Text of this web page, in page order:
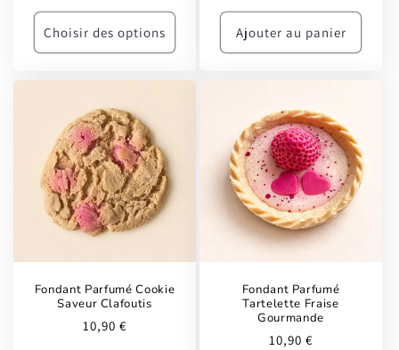
habituel
Choisir des options
habituel
Ajouter au panier
Fondant Parfumé Cookie
Saveur Clafoutis
Prix
10,90 €
Fondant Parfumé
Tartelette Fraise
Gourmande
Prix
10,90 €